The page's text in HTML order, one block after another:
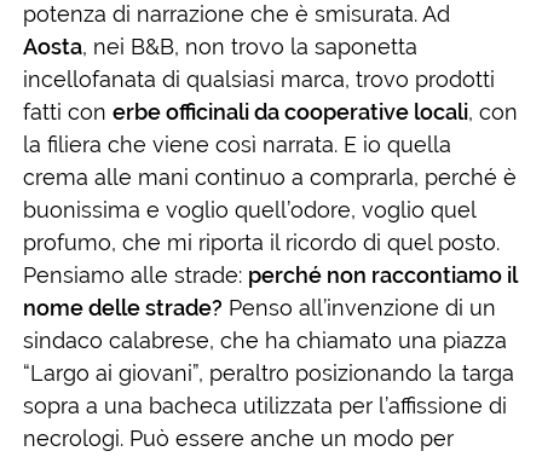
potenza di narrazione che è smisurata. Ad
Aosta, nei B&B, non trovo la saponetta
incellofanata di qualsiasi marca, trovo prodotti
fatti con erbe officinali da cooperative locali, con
la filiera che viene così narrata. E io quella
crema alle mani continuo a comprarla, perché è
buonissima e voglio quell’odore, voglio quel
profumo, che mi riporta il ricordo di quel posto.
Pensiamo alle strade: perché non raccontiamo il
nome delle strade? Penso all’invenzione di un
sindaco calabrese, che ha chiamato una piazza
“Largo ai giovani”, peraltro posizionando la targa
sopra a una bacheca utilizzata per l’affissione di
necrologi. Può essere anche un modo per